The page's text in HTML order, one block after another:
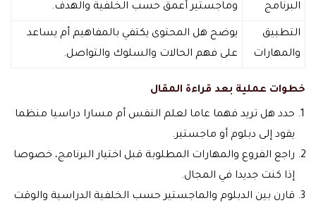
البرنامج
وماجستير أعمق حسب الخلفية والهدف.
التطبيق
والمهارات
يوضح هل المحتوى يكتفي بالمفاهيم أم يساعد
على فهم الحالات والسلوك والتواصل.
خطوات عملية بعد قراءة المقال
حدد هل تريد فهما عاما لعلم النفس أم مسارا دراسيا منظما
يقود إلى دبلوم أو ماجستير.
راجع الفروع والمهارات المطلوبة قبل اختيار البرنامج، خصوصا
إذا كنت جديدا في المجال.
قارن بين الدبلوم والماجستير حسب الخلفية الدراسية والوقت